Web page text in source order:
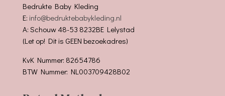
Bedrukte Baby Kleding
E: info@bedruktebabykleding.nl
A: Schouw 48-53 8232BE Lelystad
(Let op! Dit is GEEN bezoekadres)
KvK Nummer: 82654786
BTW Nummer: NL003709428B02